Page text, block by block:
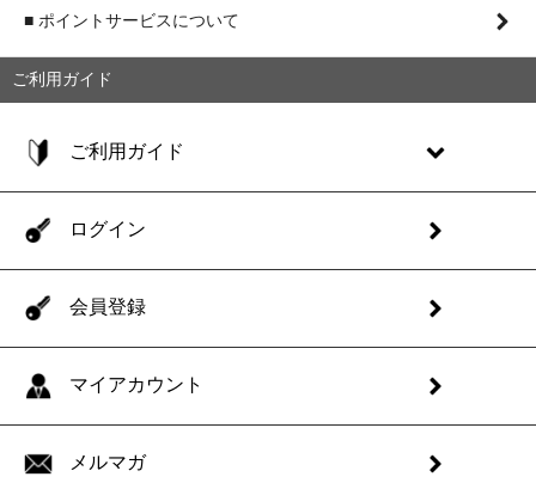
■ ポイントサービスについて
ご利用ガイド
ご利用ガイド
ログイン
会員登録
マイアカウント
メルマガ